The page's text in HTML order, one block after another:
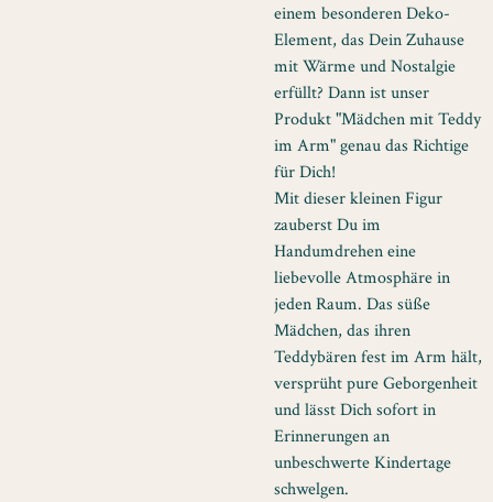
einem besonderen Deko-
Element, das Dein Zuhause
mit Wärme und Nostalgie
erfüllt? Dann ist unser
Produkt "Mädchen mit Teddy
im Arm" genau das Richtige
für Dich!
Mit dieser kleinen Figur
zauberst Du im
Handumdrehen eine
liebevolle Atmosphäre in
jeden Raum. Das süße
Mädchen, das ihren
Teddybären fest im Arm hält,
versprüht pure Geborgenheit
und lässt Dich sofort in
Erinnerungen an
unbeschwerte Kindertage
schwelgen.